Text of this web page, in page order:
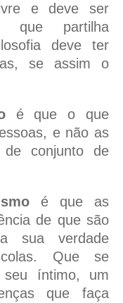
e deve ser
que partilha
deve ter
se assim o
é que o que
e não as
conjunto de
é que as
de que são
sua verdade
Que se
íntimo, um
que faça